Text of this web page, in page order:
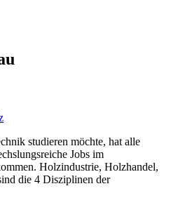
studieren möchte, hat alle
Jobs im
Holzindustrie, Holzhandel,
die 4 Disziplinen der